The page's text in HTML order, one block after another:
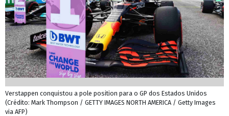
Verstappen conquistou a pole position para o GP dos Estados Unidos
(Crédito: Mark Thompson / GETTY IMAGES NORTH AMERICA / Getty Images
via AFP)